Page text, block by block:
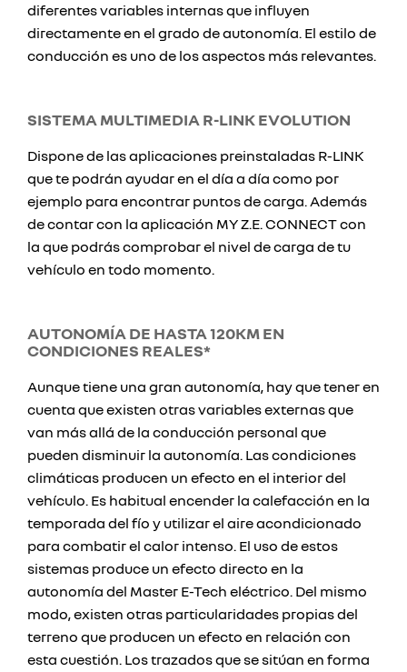
diferentes variables internas que influyen
directamente en el grado de autonomía. El estilo de
conducción es uno de los aspectos más relevantes.
SISTEMA MULTIMEDIA R-LINK EVOLUTION
Dispone de las aplicaciones preinstaladas R-LINK
que te podrán ayudar en el día a día como por
ejemplo para encontrar puntos de carga. Además
de contar con la aplicación MY Z.E. CONNECT con
la que podrás comprobar el nivel de carga de tu
vehículo en todo momento.
AUTONOMÍA DE HASTA 120KM EN
CONDICIONES REALES*
Aunque tiene una gran autonomía, hay que tener en
cuenta que existen otras variables externas que
van más allá de la conducción personal que
pueden disminuir la autonomía. Las condiciones
climáticas producen un efecto en el interior del
vehículo. Es habitual encender la calefacción en la
temporada del fío y utilizar el aire acondicionado
para combatir el calor intenso. El uso de estos
sistemas produce un efecto directo en la
autonomía del Master E-Tech eléctrico. Del mismo
modo, existen otras particularidades propias del
terreno que producen un efecto en relación con
esta cuestión. Los trazados que se sitúan en forma